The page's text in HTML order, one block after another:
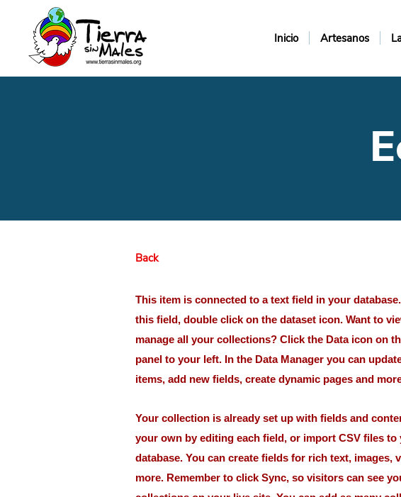
Inicio Artesanos
Back
This item is connected to a text field in your
this field, double click on the dataset icon. Want to
manage all your collections? Click the Data icon on
panel to your left. In the Data Manager you can
items, add new fields, create dynamic pages and
Your collection is already set up with fields and
your own by editing each field, or import CSV files to
database. You can create fields for rich text, images,
more. Remember to click Sync, so visitors can see